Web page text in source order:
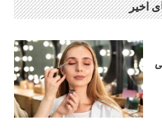
اخیر